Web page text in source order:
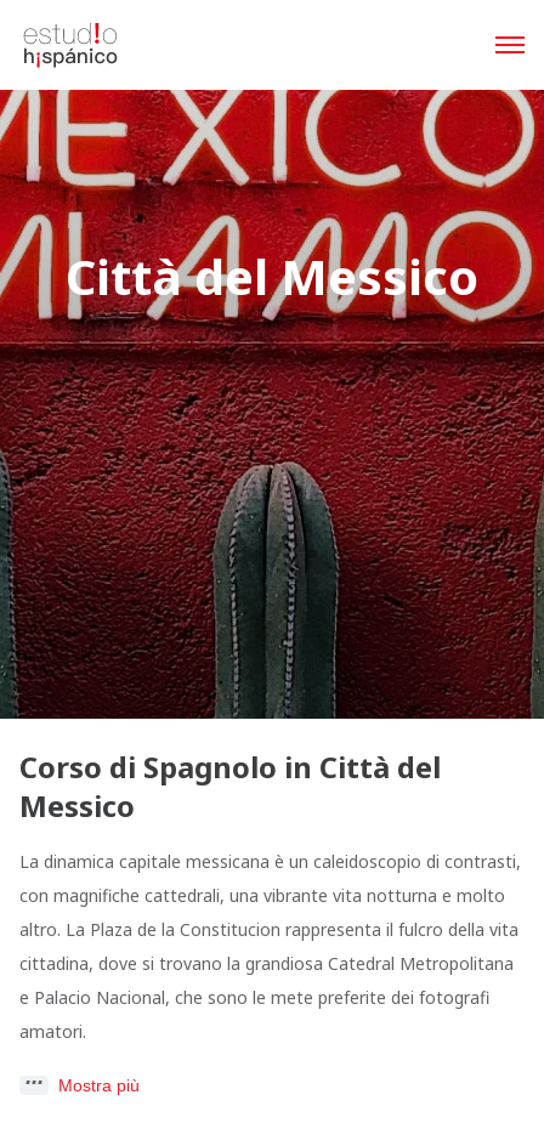
Città del Messico
Corso di Spagnolo in Città del
Messico
La dinamica capitale messicana è un caleidoscopio di contrasti,
con magnifiche cattedrali, una vibrante vita notturna e molto
altro. La Plaza de la Constitucion rappresenta il fulcro della vita
cittadina, dove si trovano la grandiosa Catedral Metropolitana
e Palacio Nacional, che sono le mete preferite dei fotografi
amatori.
Mostra più